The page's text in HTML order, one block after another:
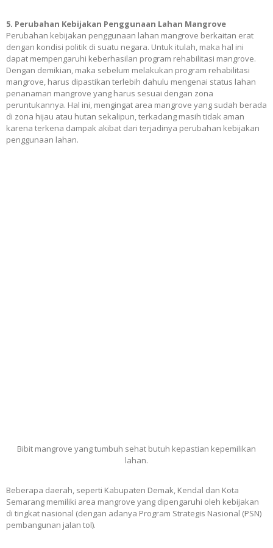
5. Perubahan Kebijakan Penggunaan Lahan Mangrove
Perubahan kebijakan penggunaan lahan mangrove berkaitan erat
dengan kondisi politik di suatu negara. Untuk itulah, maka hal ini
dapat mempengaruhi keberhasilan program rehabilitasi mangrove.
Dengan demikian, maka sebelum melakukan program rehabilitasi
mangrove, harus dipastikan terlebih dahulu mengenai status lahan
penanaman mangrove yang harus sesuai dengan zona
peruntukannya. Hal ini, mengingat area mangrove yang sudah berada
di zona hijau atau hutan sekalipun, terkadang masih tidak aman
karena terkena dampak akibat dari terjadinya perubahan kebijakan
penggunaan lahan.
Bibit mangrove yang tumbuh sehat butuh kepastian kepemilikan
lahan.
Beberapa daerah, seperti Kabupaten Demak, Kendal dan Kota
Semarang memiliki area mangrove yang dipengaruhi oleh kebijakan
di tingkat nasional (dengan adanya Program Strategis Nasional (PSN)
pembangunan jalan tol).